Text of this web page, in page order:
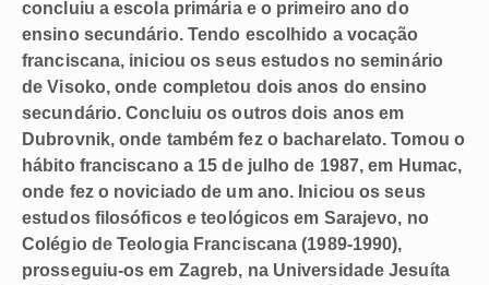
concluiu a escola primária e o primeiro ano do
ensino secundário. Tendo escolhido a vocação
franciscana, iniciou os seus estudos no seminário
de Visoko, onde completou dois anos do ensino
secundário. Concluiu os outros dois anos em
Dubrovnik, onde também fez o bacharelato. Tomou o
hábito franciscano a 15 de julho de 1987, em Humac,
onde fez o noviciado de um ano. Iniciou os seus
estudos filosóficos e teológicos em Sarajevo, no
Colégio de Teologia Franciscana (1989-1990),
prosseguiu-os em Zagreb, na Universidade Jesuíta